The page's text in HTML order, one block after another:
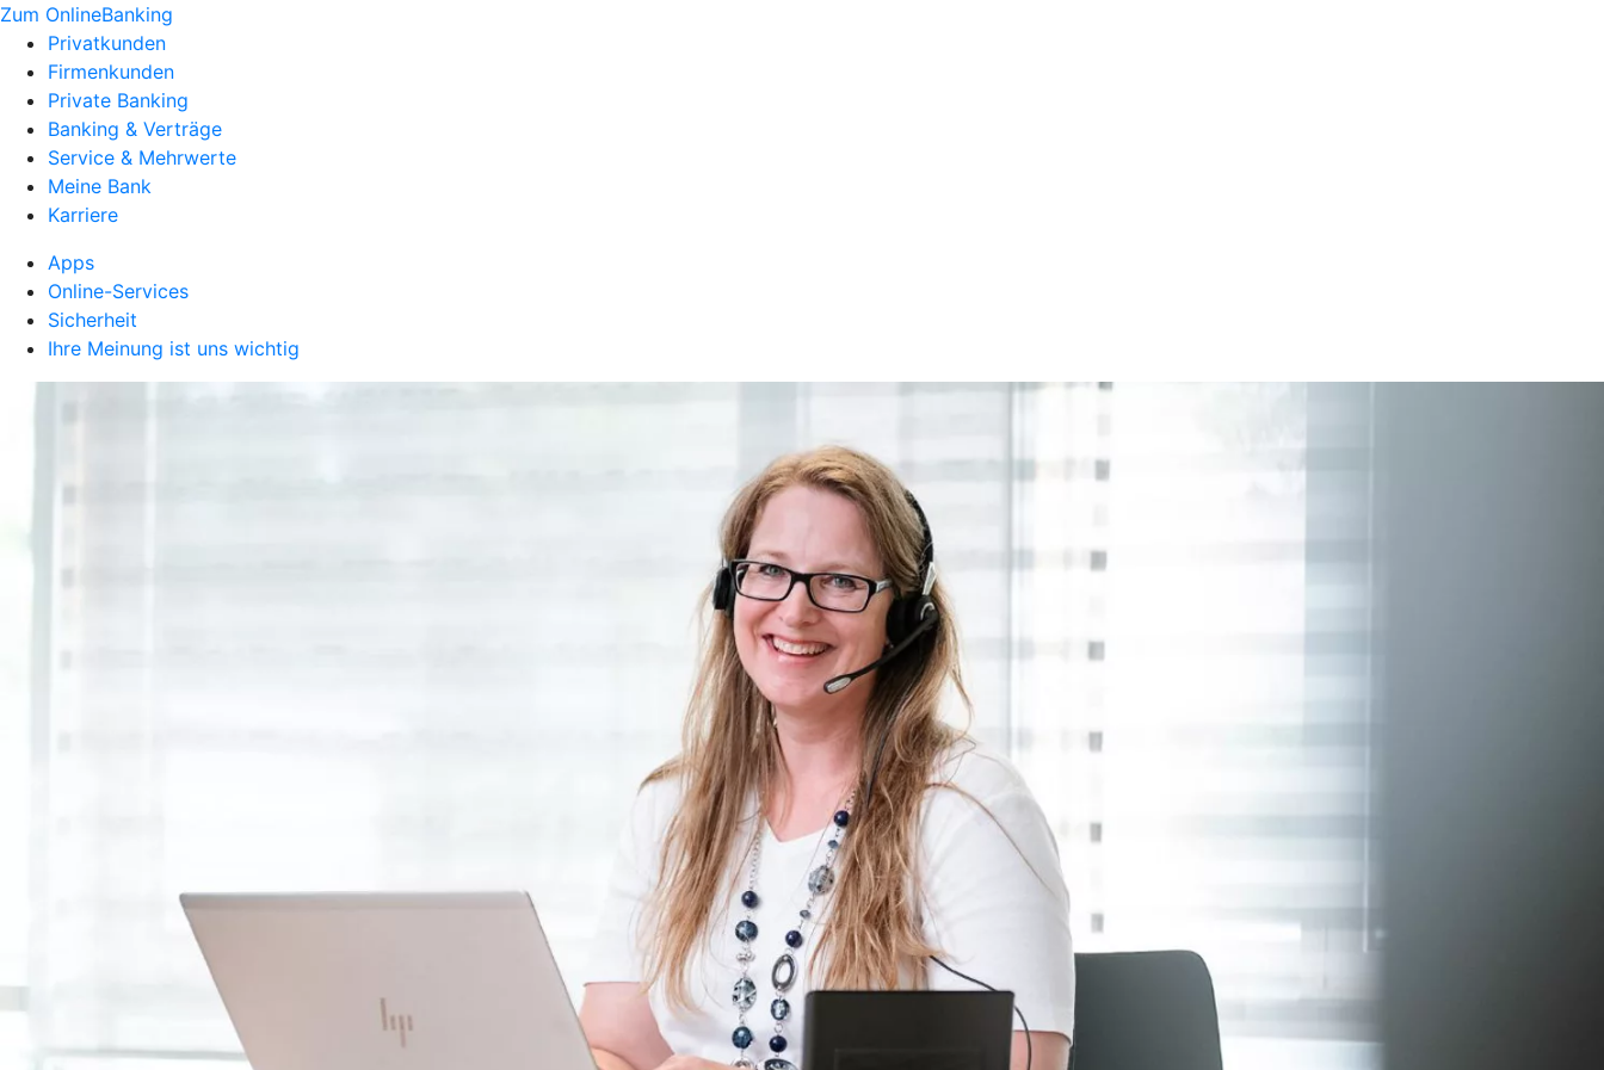
Zum OnlineBanking
Privatkunden
Firmenkunden
Private Banking
Banking & Verträge
Service & Mehrwerte
Meine Bank
Karriere
Apps
Online-Services
Sicherheit
Ihre Meinung ist uns wichtig